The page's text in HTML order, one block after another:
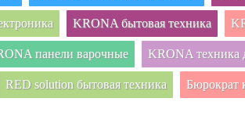
KRONA бытовая техника
панели варочные KRONA техника
RED solution бытовая техника Бюрократ